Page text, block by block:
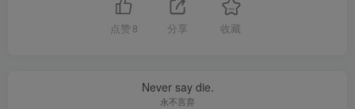
点赞 8 分享 收藏
Never say die.
永不言弃